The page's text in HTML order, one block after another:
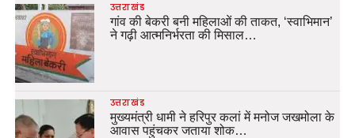
उत्तराखंड
गांव की बेकरी बनी महिलाओं की ताकत, ‘स्वाभिमान’
ने गढ़ी आत्मनिर्भरता की मिसाल…
उत्तराखंड
मुख्यमंत्री धामी ने हरिपुर कलां में मनोज जखमोला के
आवास पहुंचकर जताया शोक…